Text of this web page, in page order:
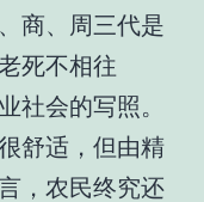
商、周三代是
死不相往
社会的写照。
舒适，但由精
，农民终究还